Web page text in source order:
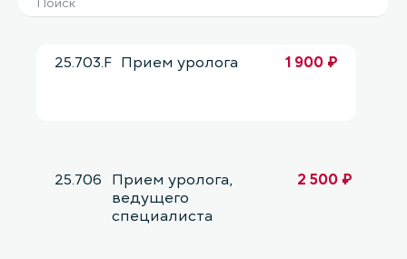
25.703.F Прием уролога 1 900 ₽
25.706 Прием уролога,
ведущего
специалиста
2 500 ₽